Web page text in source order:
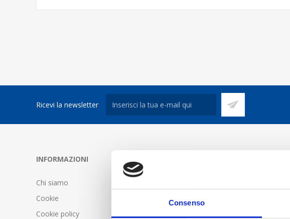
Consenso
Ricevi la newsletter
INFORMAZIONI
Chi siamo
Cookie
Cookie policy